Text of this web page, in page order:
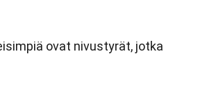
ovat nivustyrät, jotka